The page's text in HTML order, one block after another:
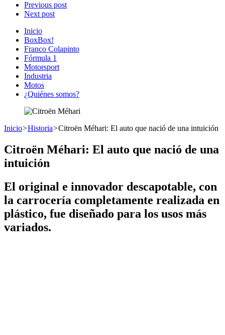
Previous post
Next post
Inicio
BoxBox!
Franco Colapinto
Fórmula 1
Motorsport
Industria
Motos
¿Quiénes somos?
Inicio>Historia>Citroën Méhari: El auto que nació de una intuición
Citroën Méhari: El auto que nació de una
intuición
El original e innovador descapotable, con
la carrocería completamente realizada en
plástico, fue diseñado para los usos más
variados.